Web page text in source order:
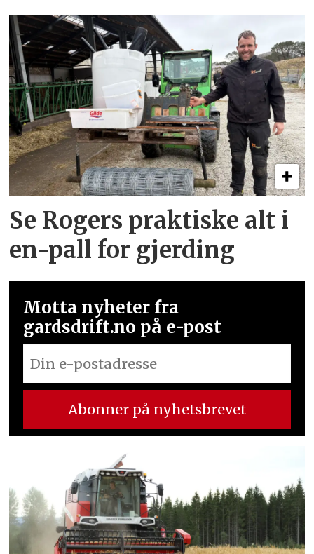
Se Rogers praktiske alt i
en-pall for gjerding
Motta nyheter fra
gardsdrift.no på e-post